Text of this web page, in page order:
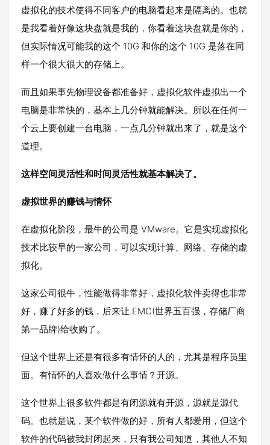
虚拟化的技术使得不同客户的电脑看起来是隔离的。也就
是我看着好像这块盘就是我的，你看着这块盘就是你的，
但实际情况可能我的这个 10G 和你的这个 10G 是落在同
样一个很大很大的存储上。
而且如果事先物理设备都准备好，虚拟化软件虚拟出一个
电脑是非常快的，基本上几分钟就能解决。所以在任何一
个云上要创建一台电脑，一点几分钟就出来了，就是这个
道理。
这样空间灵活性和时间灵活性就基本解决了。
虚拟世界的赚钱与情怀
在虚拟化阶段，最牛的公司是 VMware。它是实现虚拟化
技术比较早的一家公司，可以实现计算、网络、存储的虚
拟化。
这家公司很牛，性能做得非常好，虚拟化软件卖得也非常
好，赚了好多的钱，后来让 EMC(世界五百强，存储厂商
第一品牌)给收购了。
但这个世界上还是有很多有情怀的人的，尤其是程序员里
面。有情怀的人喜欢做什么事情？开源。
这个世界上很多软件都是有闭源就有开源，源就是源代
码。也就是说，某个软件做的好，所有人都爱用，但这个
软件的代码被我封闭起来，只有我公司知道，其他人不知